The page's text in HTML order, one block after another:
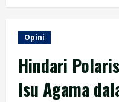
Opini
Hindari
Isu Agama